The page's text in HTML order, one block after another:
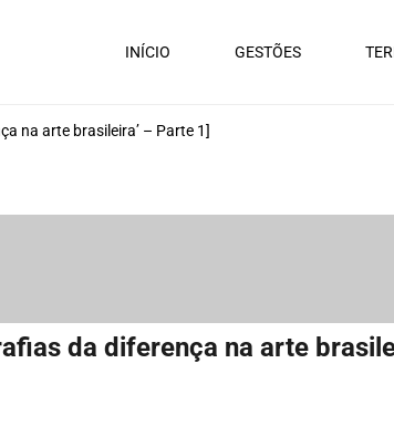
INÍCIO GESTÕES
na arte brasileira’ – Parte 1]
da diferença na arte